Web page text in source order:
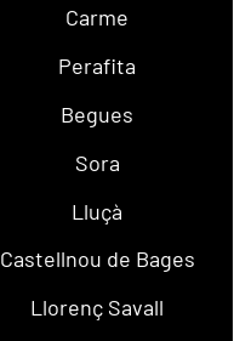
Carme
Perafita
Begues
Sora
Lluçà
Castellnou de Bages
Llorenç Savall